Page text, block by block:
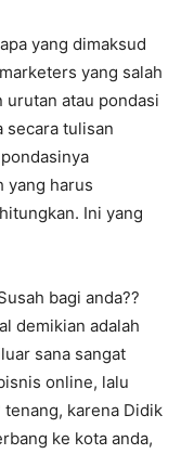
yang dimaksud
yang salah
urutan atau pondasi
secara tulisan
yang harus
Ini yang
bagi anda??
demikian adalah
sana sangat
online, lalu
tenang, karena Didik
ke kota anda,